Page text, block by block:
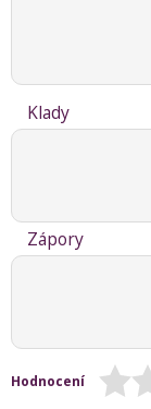
Klady
Zápory
Hodnocení